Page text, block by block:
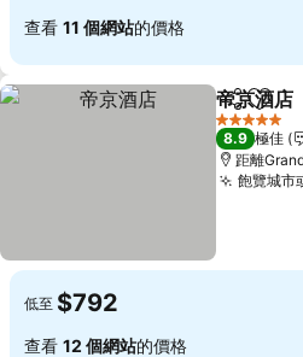
查看 11 個網站的價格
分享 放到
帝京酒店
5 星級
8.9 極佳
距離
飽覽城市
低至 $792
查看 12 個網站的價格